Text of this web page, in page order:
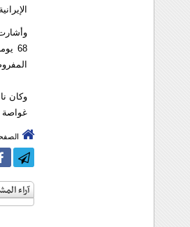
68
وكان
غواصة يبلغ وزنها 500 طن
آراء